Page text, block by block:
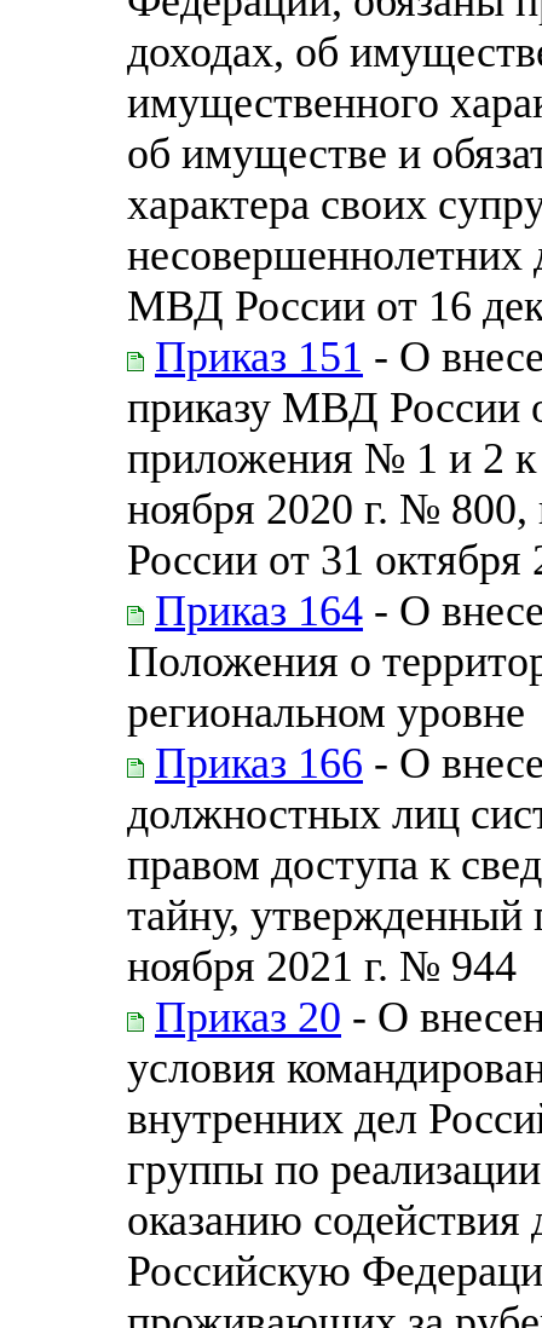
доходах, об
имущественного
об имуществе и
характера своих
несовершеннолетних
МВД России от 16
Приказ 151 - О
приказу МВД России
приложения № 1 и 2
ноября 2020 г. №
России от 31
Приказ 164 - О
Положения о
региональном уровне
Приказ 166 - О
должностных лиц
правом доступа к
тайну,
ноября 2021 г. № 944
Приказ 20 - О
условия
внутренних дел
группы по
оказанию
Российскую